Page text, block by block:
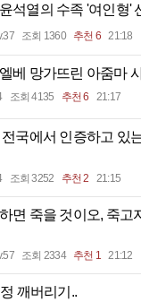
석열의 수족 '여인형'
조회 1360 추천 6 21:18
베 망가뜨린 아줌마
조회 4135 추천 6 21:17
전국에서 인증하고 있
조회 3252 추천 2 21:15
면 죽을 것이오, 죽고
조회 2334 추천 1 21:12
깨버리기..